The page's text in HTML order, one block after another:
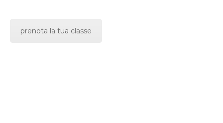
prenota la tua classe